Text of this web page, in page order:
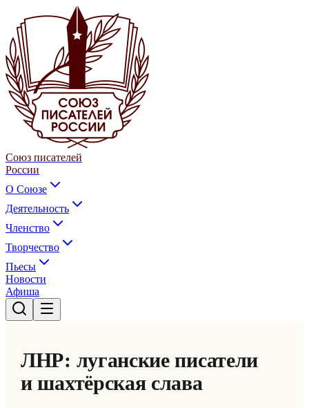
Союз писателей
России
О Союзе
Деятельность
Членство
Творчество
Пьесы
Новости
Афиша
ЛНР: луганские писатели
и шахтёрская слава